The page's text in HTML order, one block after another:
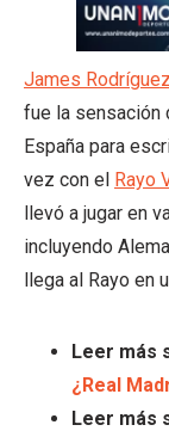
James Rodríguez
fue la sensación
España para
vez con el Rayo
llevó a jugar en
incluyendo
llega al Rayo en
Leer más
¿Real
Leer más